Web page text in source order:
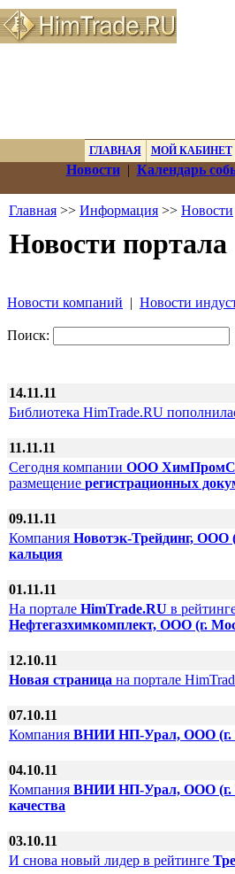
ГЛАВНАЯ МОЙ КАБИНЕТ
Новости| Календарь
Главная >> Информация >> Новости
Новости портала
Новости компаний | Новости
Поиск:
14.11.11
Библиотека HimTrade.RU
11.11.11
Сегодня компании ООО
размещение регистрационных
09.11.11
Компания Новотэк-Трейдинг, ООО
кальция
01.11.11
На портале HimTrade.RU в
Нефтегазхимкомплект, ООО (г.
12.10.11
Новая страница на портале
07.10.11
Компания ВНИИ НП-Урал, ООО (г.
04.10.11
Компания ВНИИ НП-Урал, ООО (г.
качества
03.10.11
И снова новый лидер в рейтинге